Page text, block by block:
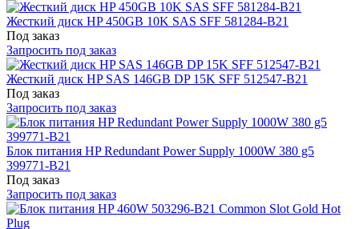
Жесткий диск HP 450GB 10K SAS SFF 581284-B21
Под заказ
Запросить под заказ
Жесткий диск HP SAS 146GB DP 15K SFF 512547-B21
Под заказ
Запросить под заказ
Блок питания HP Redundant Power Supply 1000W 380 g5
399771-B21
Под заказ
Запросить под заказ